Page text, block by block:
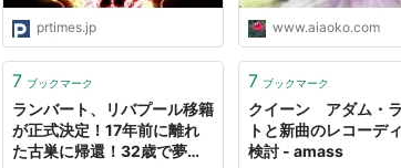
prtimes.jp www.aiaoko.com
7 ブックマーク
ランバート、リバプール移籍
が正式決定！17年前に離れ
た古巣に帰還！32歳で夢掴
7 ブックマーク
クイーン アダム・
トと新曲のレコーデ
検討 - amass